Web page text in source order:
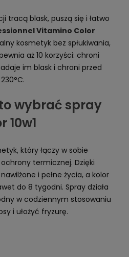
tracą blask, puszą się i łatwo
Vitamino Color
kosmetyk bez spłukiwania,
aż 10 korzyści: chroni
im blask i chroni przed
wybrać spray
10w1
który łączy w sobie
termicznej. Dzięki
i pełne życia, a kolor
do 8 tygodni. Spray działa
w codziennym stosowaniu
i ułożyć fryzurę.